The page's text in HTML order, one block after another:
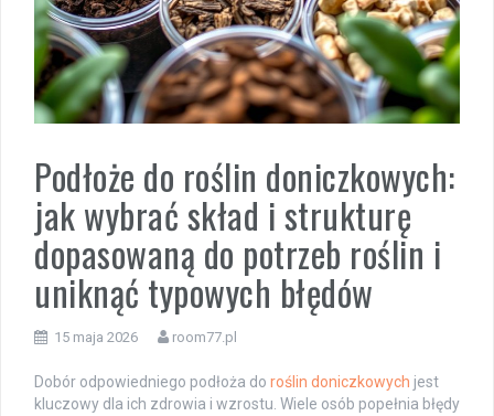
Podłoże do roślin doniczkowych:
jak wybrać skład i strukturę
dopasowaną do potrzeb roślin i
uniknąć typowych błędów
15 maja 2026 room77.pl
Dobór odpowiedniego podłoża do roślin doniczkowych jest
kluczowy dla ich zdrowia i wzrostu. Wiele osób popełnia błędy